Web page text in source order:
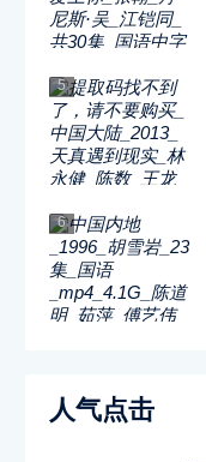
5
6
人气点击